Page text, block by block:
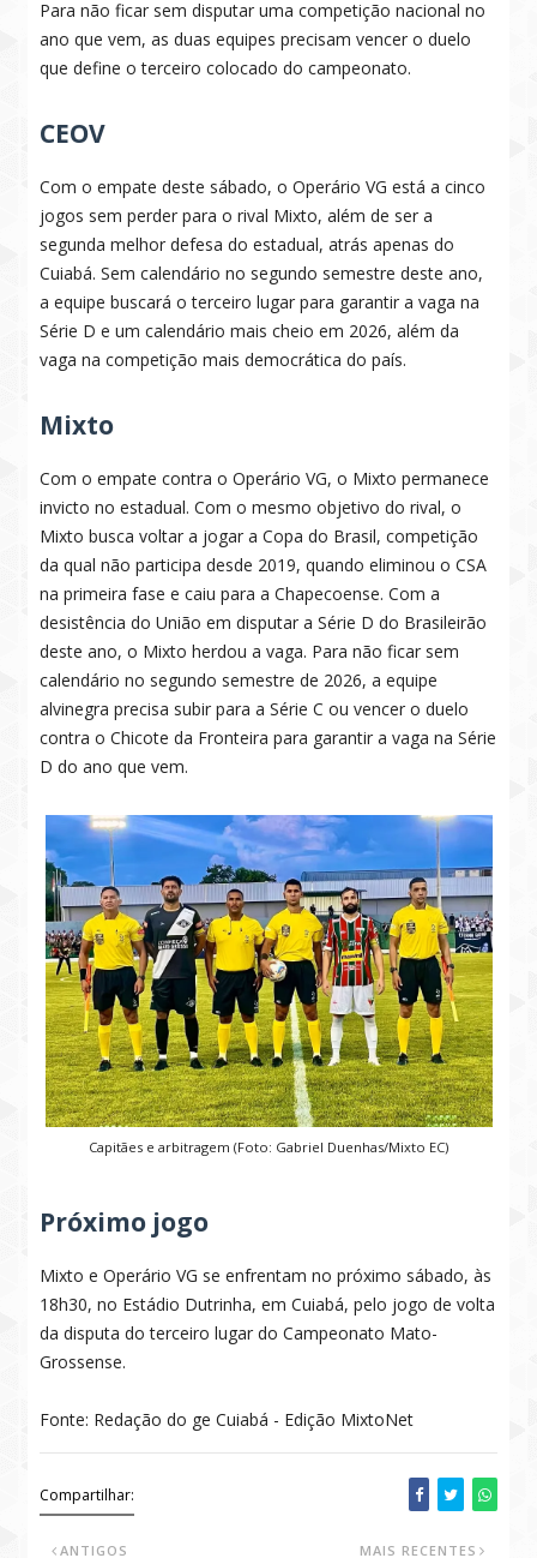
Para não ficar sem disputar uma competição nacional no
ano que vem, as duas equipes precisam vencer o duelo
que define o terceiro colocado do campeonato.
CEOV
Com o empate deste sábado, o Operário VG está a cinco
jogos sem perder para o rival Mixto, além de ser a
segunda melhor defesa do estadual, atrás apenas do
Cuiabá. Sem calendário no segundo semestre deste ano,
a equipe buscará o terceiro lugar para garantir a vaga na
Série D e um calendário mais cheio em 2026, além da
vaga na competição mais democrática do país.
Mixto
Com o empate contra o Operário VG, o Mixto permanece
invicto no estadual. Com o mesmo objetivo do rival, o
Mixto busca voltar a jogar a Copa do Brasil, competição
da qual não participa desde 2019, quando eliminou o CSA
na primeira fase e caiu para a Chapecoense. Com a
desistência do União em disputar a Série D do Brasileirão
deste ano, o Mixto herdou a vaga. Para não ficar sem
calendário no segundo semestre de 2026, a equipe
alvinegra precisa subir para a Série C ou vencer o duelo
contra o Chicote da Fronteira para garantir a vaga na Série
D do ano que vem.
Capitães e arbitragem (Foto: Gabriel Duenhas/Mixto EC)
Próximo jogo
Mixto e Operário VG se enfrentam no próximo sábado, às
18h30, no Estádio Dutrinha, em Cuiabá, pelo jogo de volta
da disputa do terceiro lugar do Campeonato Mato-
Grossense.
Fonte: Redação do ge Cuiabá - Edição MixtoNet
Compartilhar:
MAIS RECENTES
ANTIGOS